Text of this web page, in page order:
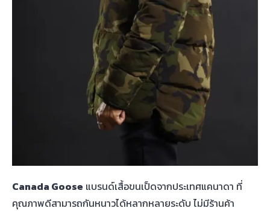
Canada Goose แบรนด์เสื้อขนเป็ดจากประเทศแคนาดา ที่
คุณภาพดีสามารถกันหนาวได้หลากหลายระดับ ไม่มีร้านค้า